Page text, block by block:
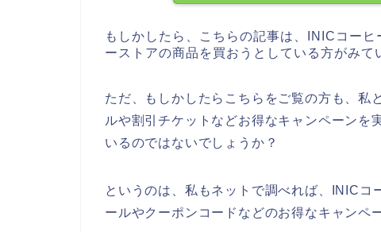
もしかしたら、こちらの記事は、INICコー
ーストアの商品を買おうとしている方がみて
ただ、もしかしたらこちらをご覧の方も、私
ルや割引チケットなどお得なキャンペーンを
いるのではないでしょうか？
というのは、私もネットで調べれば、INICコ
ールやクーポンコードなどのお得なキャンペ